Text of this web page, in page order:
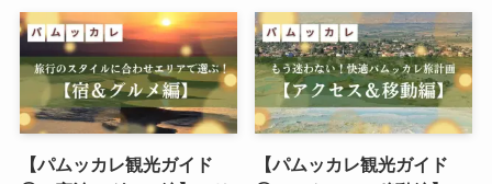
【パムッカレ観光ガイド
【パムッカレ観光ガイド